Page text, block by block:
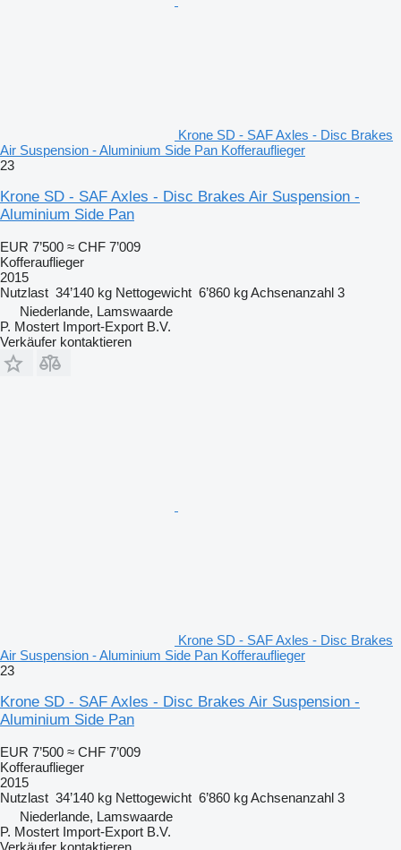
Krone SD - SAF Axles - Disc Brakes
Air Suspension - Aluminium Side Pan Kofferauflieger
23
Krone SD - SAF Axles - Disc Brakes Air Suspension -
Aluminium Side Pan
EUR 7’500 ≈ CHF 7’009
Kofferauflieger
2015
Nutzlast 34’140 kg Nettogewicht 6’860 kgAchsenanzahl 3
Niederlande, Lamswaarde
P. Mostert Import-Export B.V.
Verkäufer kontaktieren
Krone SD - SAF Axles - Disc Brakes
Air Suspension - Aluminium Side Pan Kofferauflieger
23
Krone SD - SAF Axles - Disc Brakes Air Suspension -
Aluminium Side Pan
EUR 7’500 ≈ CHF 7’009
Kofferauflieger
2015
Nutzlast 34’140 kg Nettogewicht 6’860 kgAchsenanzahl 3
Niederlande, Lamswaarde
P. Mostert Import-Export B.V.
Verkäufer kontaktieren